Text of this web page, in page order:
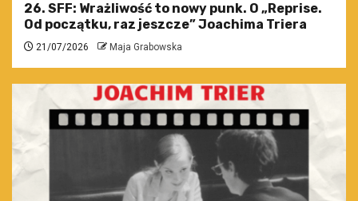
26. SFF: Wrażliwość to nowy punk. O „Reprise.
Od początku, raz jeszcze” Joachima Triera
21/07/2026 Maja Grabowska